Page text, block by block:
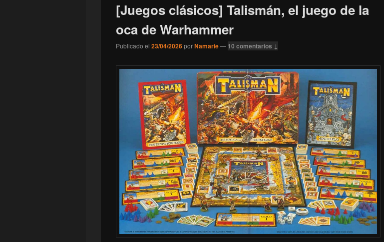
[Juegos clásicos] Talismán, el juego de la
oca de Warhammer
Publicado el 23/04/2026porNamarie— 10 comentarios ↓